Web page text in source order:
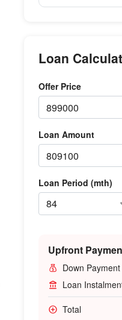
Loan
Offer Price
Loan Amount
Loan Period (mth)
Upfront
Down Payment
Loan
Total